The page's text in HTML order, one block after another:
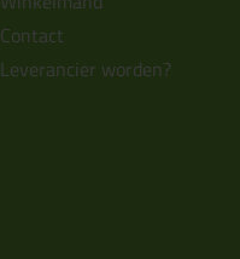
Contact
Leverancier worden?